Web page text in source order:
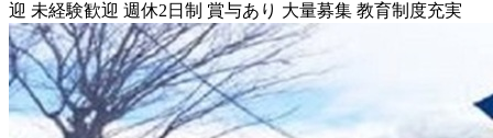
迎 未経験歓迎 週休2日制 賞与あり 大量募集 教育制度充実